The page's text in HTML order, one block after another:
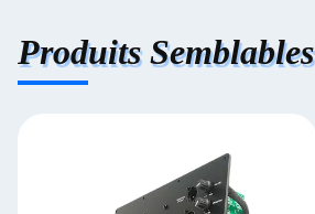
Produits Semblables